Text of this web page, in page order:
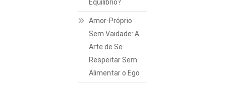
Equilíbrio?
Amor-Próprio
Sem Vaidade: A
Arte de Se
Respeitar Sem
Alimentar o Ego